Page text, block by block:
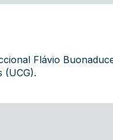
Flávio
(UCG).